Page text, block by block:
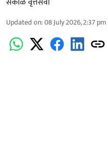
Updated on:08 July 2026, 2:37 pm